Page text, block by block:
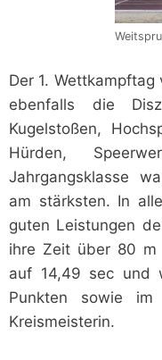
Der 1. Wettkampftag
ebenfalls die
Kugelstoßen,
Hürden,
Jahrgangsklasse
am stärksten. In
guten Leistungen
ihre Zeit über 80 m
auf 14,49 sec und
Punkten sowie
Kreismeisterin.